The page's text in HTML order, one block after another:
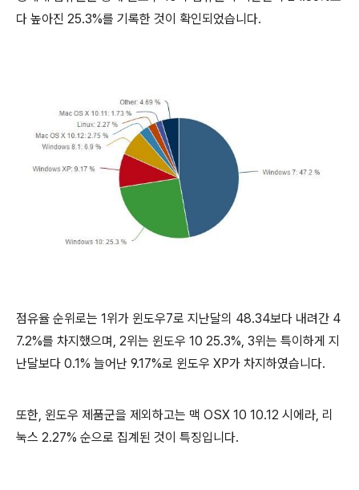
다 높아진 25.3%를 기록한 것이 확인되었습니다.
점유율 순위로는 1위가 윈도우7로 지난달의 48.34보다 내려간 4
7.2%를 차지했으며, 2위는 윈도우 10 25.3%, 3위는 특이하게 지
난달보다 0.1% 늘어난 9.17%로 윈도우 XP가 차지하였습니다.
또한, 윈도우 제품군을 제외하고는 맥 OSX 10 10.12 시에라, 리
눅스 2.27% 순으로 집계된 것이 특징입니다.